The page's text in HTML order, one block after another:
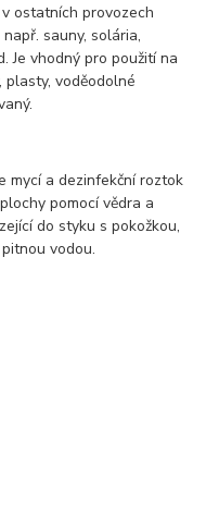
ostatních provozech
sauny, solária,
Je vhodný pro použití na
voděodolné
mycí a dezinfekční roztok
pomocí vědra a
do styku s pokožkou,
vodou.